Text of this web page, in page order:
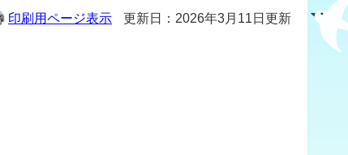
印刷用ページ表示 更新日：2026年3月11日更新